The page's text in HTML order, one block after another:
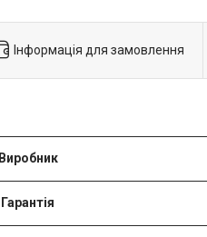
Інформація для замовлення
Виробник
Гарантія